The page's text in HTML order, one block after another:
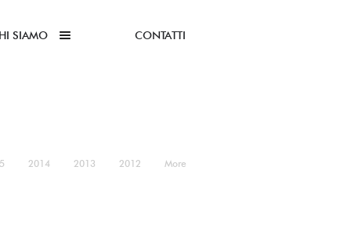
SIAMO CONTATTI
2014 2013 2012 More